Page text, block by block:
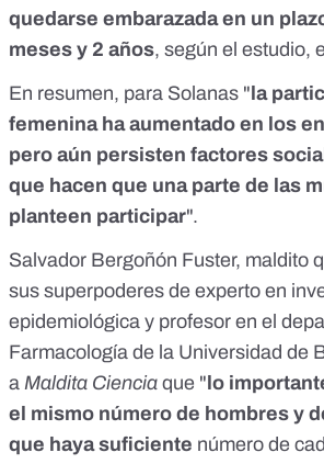
quedarse embarazada en un
meses y 2 años, según el estudio,
En resumen, para Solanas "la
femenina ha aumentado en los
pero aún persisten factores
que hacen que una parte de las
planteen participar".
Salvador Bergoñón Fuster, maldito
sus superpoderes de experto en
epidemiológica y profesor en el
Farmacología de la Universidad de
a Maldita Ciencia que "lo
el mismo número de hombres y
que haya suficiente número de